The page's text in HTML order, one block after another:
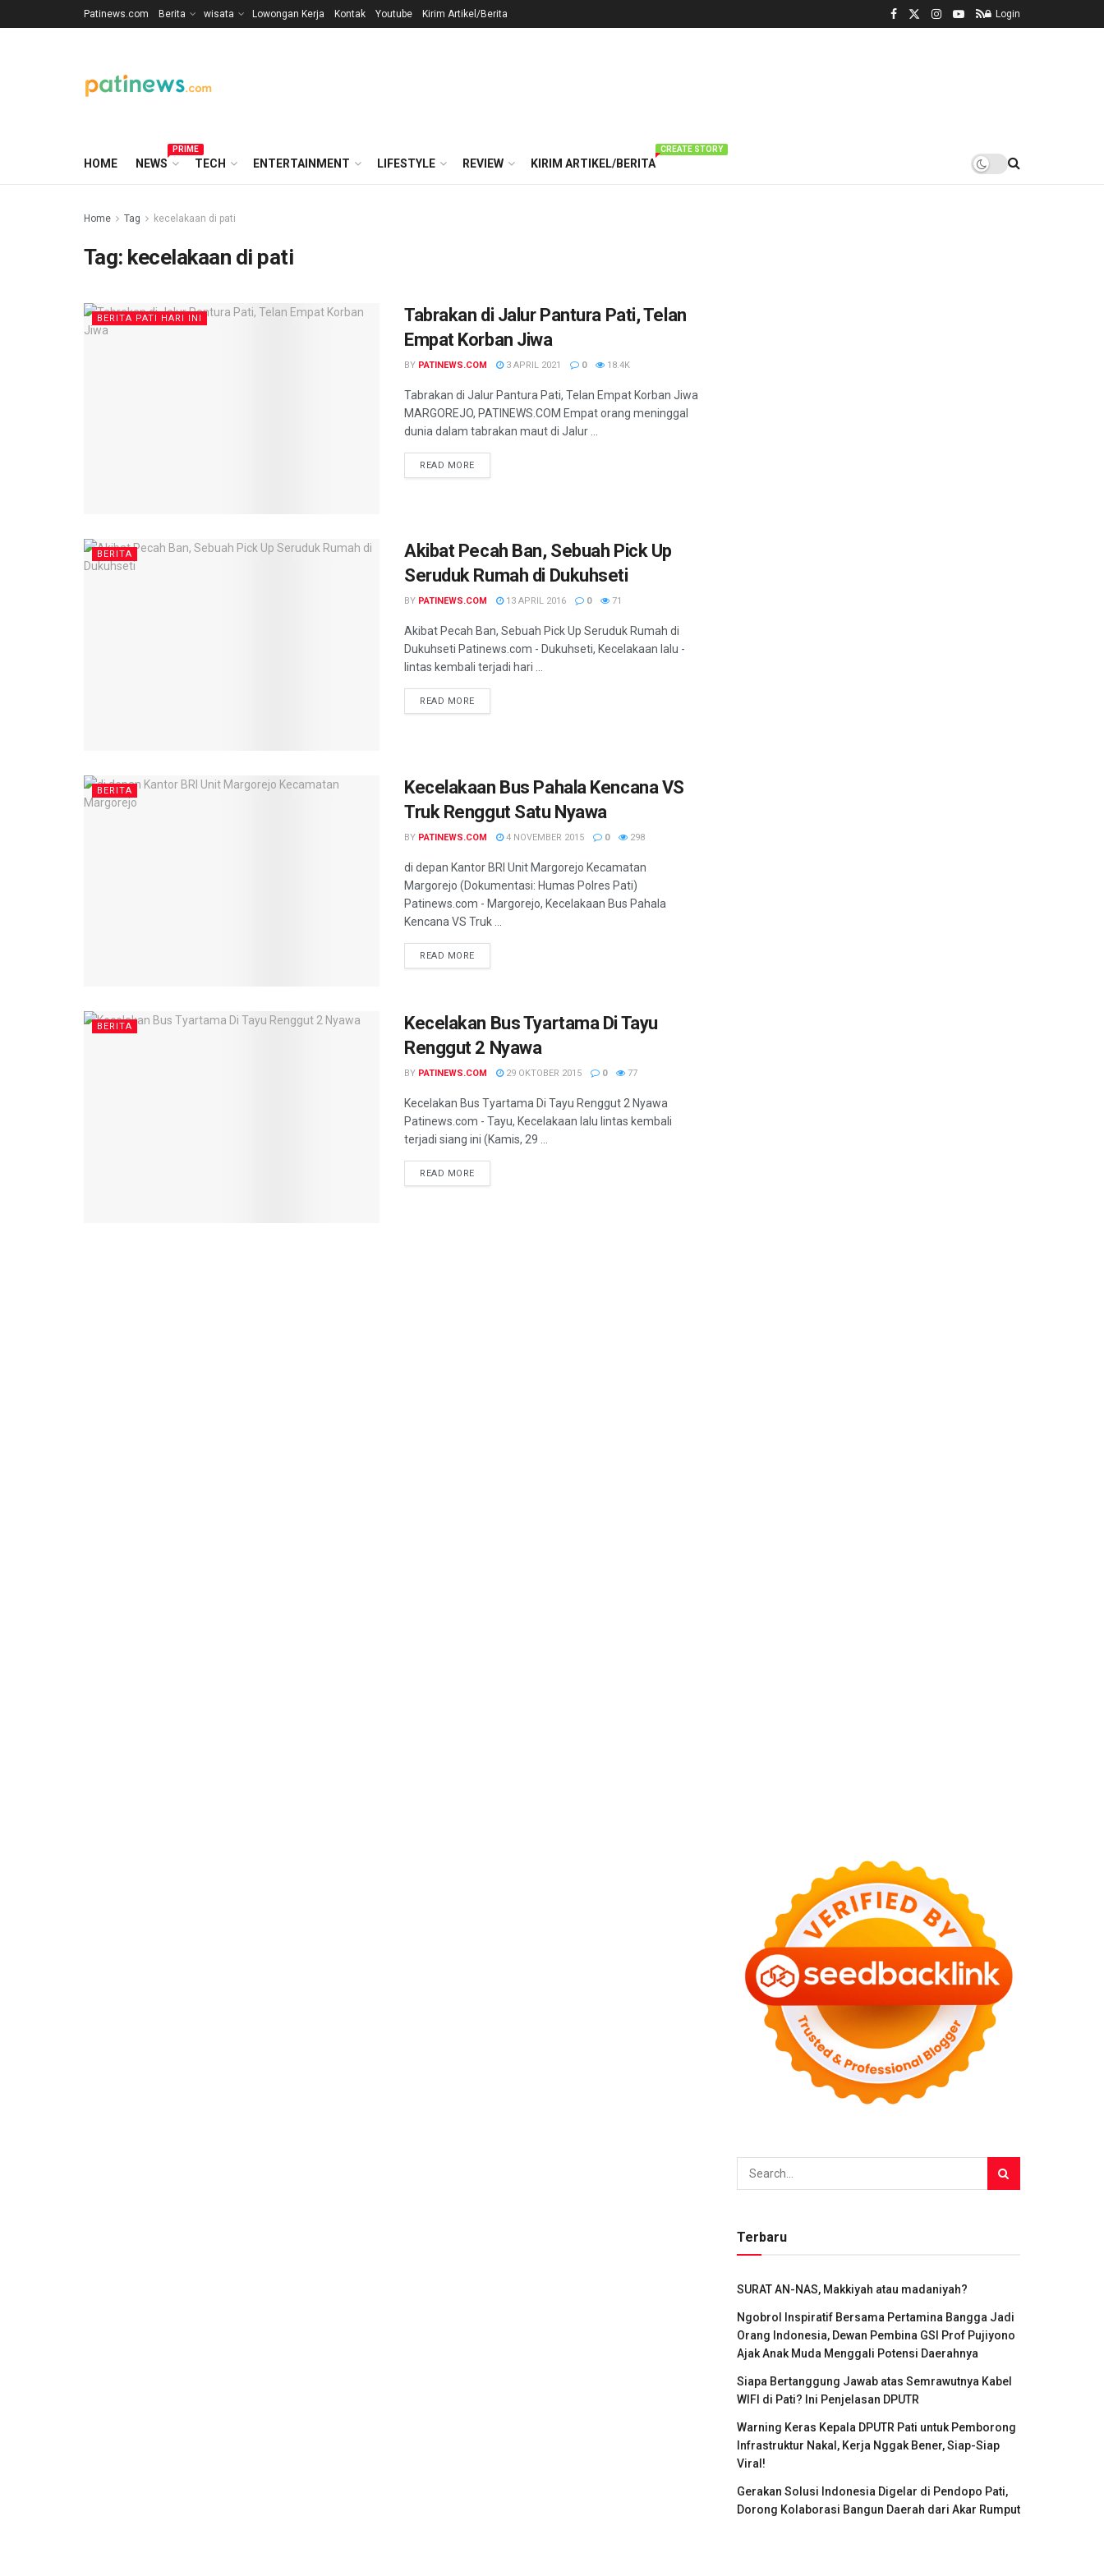
Patinews.com Berita wisata Lowongan Kerja Kontak Youtube Kirim Artikel/Berita Login
HOME NEWS
PRIME
TECH ENTERTAINMENT LIFESTYLE REVIEW KIRIM ARTIKEL/BERITA
CREATE STORY
Home Tag kecelakaan di pati
Tag: kecelakaan di pati
BERITA PATI HARI INI
Tabrakan di Jalur Pantura Pati, Telan
Empat Korban Jiwa
BY PATINEWS.COM 3 APRIL 2021 0 18.4K
Tabrakan di Jalur Pantura Pati, Telan Empat Korban Jiwa
MARGOREJO, PATINEWS.COM Empat orang meninggal
dunia dalam tabrakan maut di Jalur ...
READ MOREDETAILS
BERITA
Akibat Pecah Ban, Sebuah Pick Up
Seruduk Rumah di Dukuhseti
BY PATINEWS.COM 13 APRIL 2016 0 71
Akibat Pecah Ban, Sebuah Pick Up Seruduk Rumah di
Dukuhseti Patinews.com - Dukuhseti, Kecelakaan lalu -
lintas kembali terjadi hari ...
READ MOREDETAILS
BERITA
Kecelakaan Bus Pahala Kencana VS
Truk Renggut Satu Nyawa
BY PATINEWS.COM 4 NOVEMBER 2015 0 298
di depan Kantor BRI Unit Margorejo Kecamatan
Margorejo (Dokumentasi: Humas Polres Pati)
Patinews.com - Margorejo, Kecelakaan Bus Pahala
Kencana VS Truk ...
READ MOREDETAILS
BERITA
Kecelakan Bus Tyartama Di Tayu
Renggut 2 Nyawa
BY PATINEWS.COM 29 OKTOBER 2015 0 77
Kecelakan Bus Tyartama Di Tayu Renggut 2 Nyawa
Patinews.com - Tayu, Kecelakaan lalu lintas kembali
terjadi siang ini (Kamis, 29 ...
READ MOREDETAILS
Terbaru
SURAT AN-NAS, Makkiyah atau madaniyah?
Ngobrol Inspiratif Bersama Pertamina Bangga Jadi
Orang Indonesia, Dewan Pembina GSI Prof Pujiyono
Ajak Anak Muda Menggali Potensi Daerahnya
Siapa Bertanggung Jawab atas Semrawutnya Kabel
WIFI di Pati? Ini Penjelasan DPUTR
Warning Keras Kepala DPUTR Pati untuk Pemborong
Infrastruktur Nakal, Kerja Nggak Bener, Siap-Siap
Viral!
Gerakan Solusi Indonesia Digelar di Pendopo Pati,
Dorong Kolaborasi Bangun Daerah dari Akar Rumput